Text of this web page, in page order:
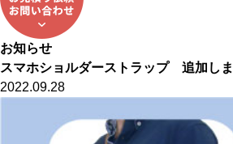
お知らせ
スマホショルダーストラップ 追加し
2022.09.28